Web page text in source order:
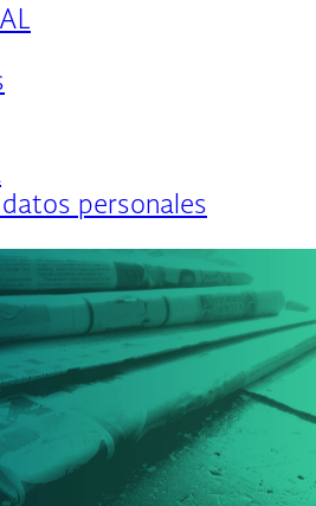
personales